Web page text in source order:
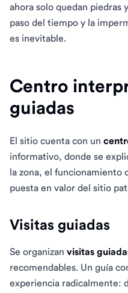
ahora solo quedan piedras
paso del tiempo y la
es inevitable.
Centro
guiadas
El sitio cuenta con un
informativo, donde se
la zona, el funcionamiento
puesta en valor del sitio
Visitas guiadas
Se organizan visitas
recomendables. Un guía
experiencia radicalmente: